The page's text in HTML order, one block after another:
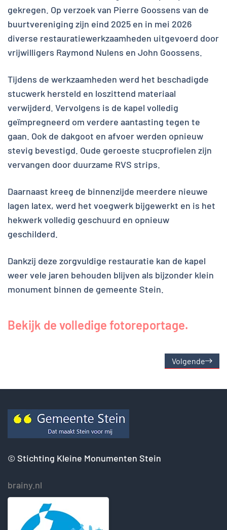
gekregen. Op verzoek van Pierre Goossens van de
buurtvereniging zijn eind 2025 en in mei 2026
diverse restauratiewerkzaamheden uitgevoerd door
vrijwilligers Raymond Nulens en John Goossens.
Tijdens de werkzaamheden werd het beschadigde
stucwerk hersteld en loszittend materiaal
verwijderd. Vervolgens is de kapel volledig
geïmpregneerd om verdere aantasting tegen te
gaan. Ook de dakgoot en afvoer werden opnieuw
stevig bevestigd. Oude geroeste stucprofielen zijn
vervangen door duurzame RVS strips.
Daarnaast kreeg de binnenzijde meerdere nieuwe
lagen latex, werd het voegwerk bijgewerkt en is het
hekwerk volledig geschuurd en opnieuw
geschilderd.
Dankzij deze zorgvuldige restauratie kan de kapel
weer vele jaren behouden blijven als bijzonder klein
monument binnen de gemeente Stein.
Bekijk de volledige fotoreportage.
Volgende
© Stichting Kleine Monumenten Stein
brainy.nl